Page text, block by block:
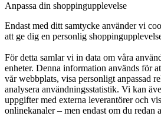
Anpassa din shoppingupplevelse
Endast med ditt samtycke använder vi
att ge dig en personlig
För detta samlar vi in data om våra
enheter. Denna information används för
vår webbplats, visa personligt anpassad
analysera användningsstatistik. Vi kan
uppgifter med externa leverantörer och
onlinekanaler – men endast om du redan